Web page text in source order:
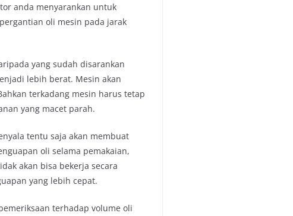
anda menyarankan untuk
oli mesin pada jarak
yang sudah disarankan
lebih berat. Mesin akan
terkadang mesin harus tetap
yang macet parah.
tentu saja akan membuat
oli selama pemakaian,
akan bisa bekerja secara
yang lebih cepat.
terhadap volume oli